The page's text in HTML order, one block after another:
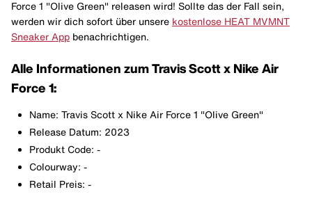
Force 1 "Olive Green" releasen wird! Sollte das der Fall sein,
werden wir dich sofort über unsere kostenlose HEAT MVMNT
Sneaker App benachrichtigen.
Alle Informationen zum Travis Scott x Nike Air
Force 1:
Name: Travis Scott x Nike Air Force 1 "Olive Green"
Release Datum: 2023
Produkt Code: -
Colourway: -
Retail Preis: -